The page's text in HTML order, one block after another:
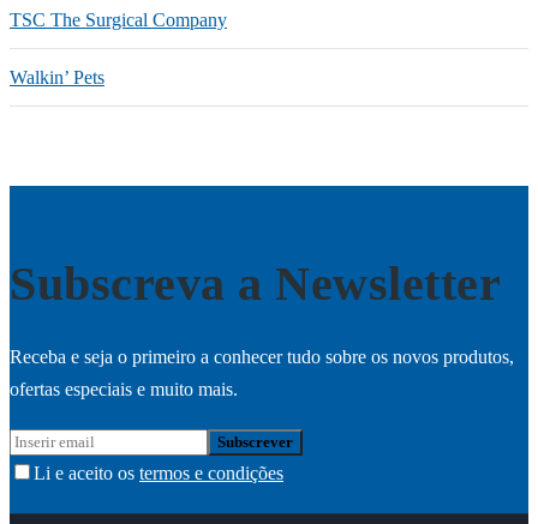
TSC The Surgical Company
Walkin’ Pets
Subscreva a Newsletter
Receba e seja o primeiro a conhecer tudo sobre os novos produtos,
ofertas especiais e muito mais.
Li e aceito os termos e condições